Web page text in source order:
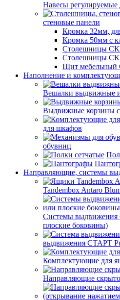
Навесы
стеновые панели
Кромка 32мм,
Кромка 50мм с
Столешницы
Столешницы
Щит
Наполнение и
Вешалки выдвижные
Выдвижные корзины
для шкафов
обувниц
Направляющие, системы
Tandembox Antaro
Системы
плоские боковины)
выдвижения СТАРТ
Комплектующие для
Направляющие